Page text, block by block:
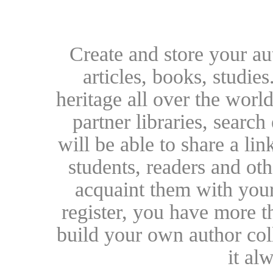
Create and store your
articles, books,
heritage all over the
partner libraries,
will be able to share a
students, readers and
acquaint them with
register, you have more
build your own author
it